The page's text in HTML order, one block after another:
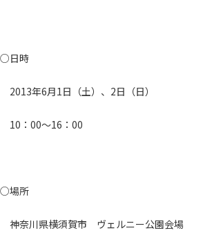
○日時
2013年6月1日（土）、2日（日）
10：00～16：00
○場所
神奈川県横須賀市 ヴェルニー公園会場